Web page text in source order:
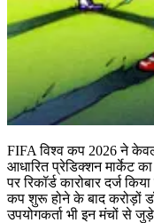
FIFA विश्व कप 2026 ने केवल
आधारित प्रेडिक्शन मार्केट
पर रिकॉर्ड कारोबार दर्ज
कप शुरू होने के बाद करोड़ों
उपयोगकर्ता भी इन मंचों से